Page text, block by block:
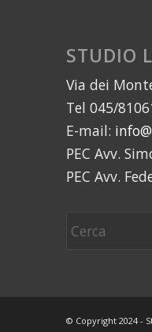
STUDIO
Via dei
Tel 045/
E-mail:
PEC Avv.
PEC Avv.
© Copyright 2024 -